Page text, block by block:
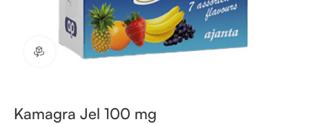
360 ürün görünümü
Kamagra Jel 100 mg